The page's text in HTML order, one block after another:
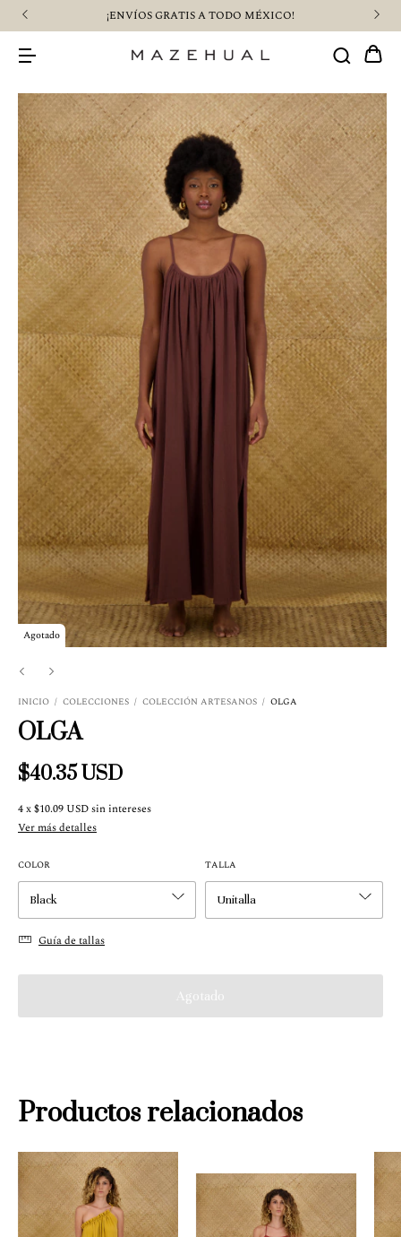
¡ENVÍOS GRATIS A TODO MÉXICO!
Agotado
INICIO / COLECCIONES / COLECCIÓN ARTESANOS / OLGA
OLGA
$40.35 USD
4x$10.09 USDsin intereses
Ver más detalles
COLOR TALLA
Guía de tallas
Productos relacionados